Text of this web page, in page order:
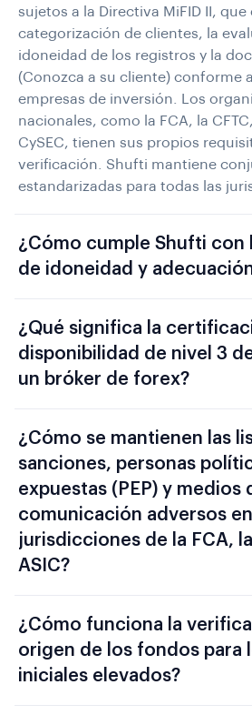
sujetos a la Directiva MiFID II, que
categorización de clientes, la
idoneidad de los registros y la
(Conozca a su cliente) conforme
empresas de inversión. Los
nacionales, como la FCA, la
CySEC, tienen sus propios
verificación. Shufti mantiene
estandarizadas para todas las
¿Cómo cumple Shufti con
de idoneidad y
¿Qué significa la
disponibilidad de nivel 3
un bróker de forex?
¿Cómo se mantienen las
sanciones, personas
expuestas (PEP) y medios
comunicación adversos
jurisdicciones de la FCA,
ASIC?
¿Cómo funciona la
origen de los fondos para
iniciales elevados?